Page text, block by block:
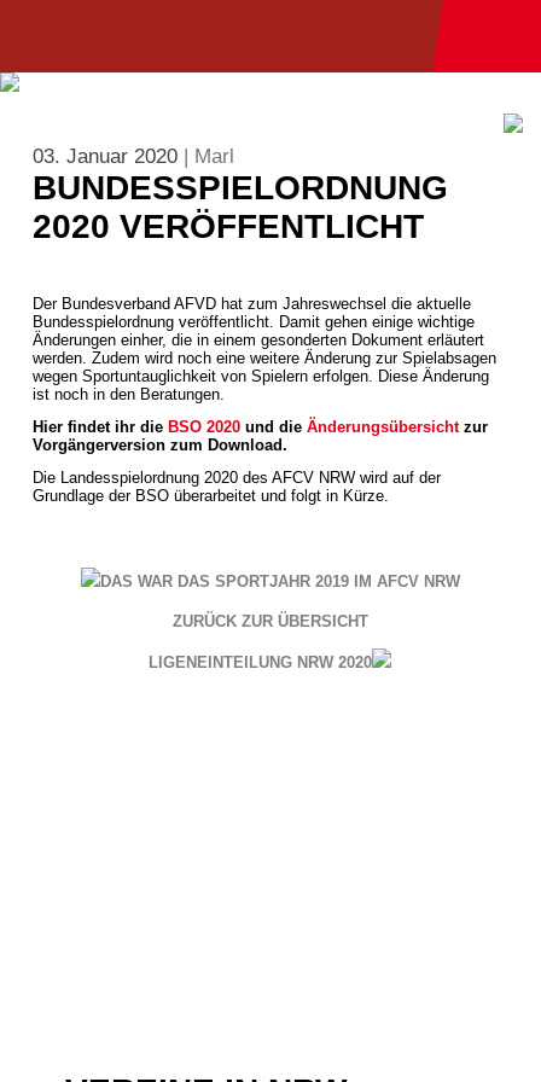
03. Januar 2020 | Marl
BUNDESSPIELORDNUNG
2020 VERÖFFENTLICHT
Der Bundesverband AFVD hat zum Jahreswechsel die aktuelle
Bundesspielordnung veröffentlicht. Damit gehen einige wichtige
Änderungen einher, die in einem gesonderten Dokument erläutert
werden. Zudem wird noch eine weitere Änderung zur Spielabsagen
wegen Sportuntauglichkeit von Spielern erfolgen. Diese Änderung
ist noch in den Beratungen.
Hier findet ihr die BSO 2020und die Änderungsübersichtzur
Vorgängerversion zum Download.
Die Landesspielordnung 2020 des AFCV NRW wird auf der
Grundlage der BSO überarbeitet und folgt in Kürze.
DAS WAR DAS SPORTJAHR 2019 IM AFCV NRW
ZURÜCK ZUR ÜBERSICHT
LIGENEINTEILUNG NRW 2020